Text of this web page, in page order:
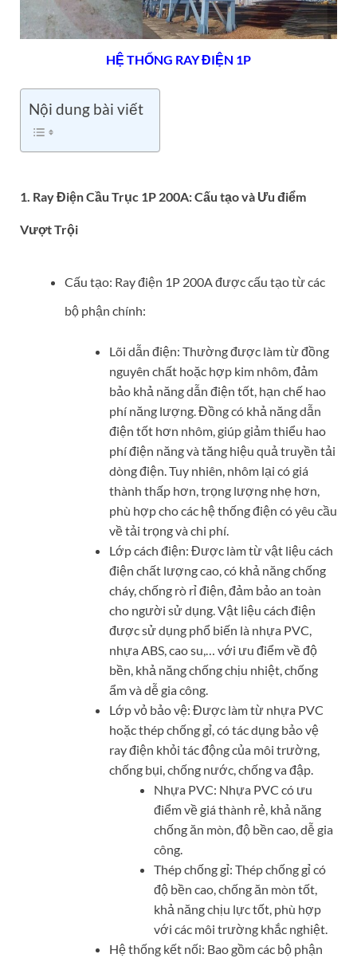
HỆ THỐNG RAY ĐIỆN 1P
Nội dung bài viết
1. Ray Điện Cầu Trục 1P 200A: Cấu tạo và Ưu điểm
Vượt Trội
Cấu tạo: Ray điện 1P 200A được cấu tạo từ các
bộ phận chính:
Lõi dẫn điện: Thường được làm từ đồng
nguyên chất hoặc hợp kim nhôm, đảm
bảo khả năng dẫn điện tốt, hạn chế hao
phí năng lượng. Đồng có khả năng dẫn
điện tốt hơn nhôm, giúp giảm thiểu hao
phí điện năng và tăng hiệu quả truyền tải
dòng điện. Tuy nhiên, nhôm lại có giá
thành thấp hơn, trọng lượng nhẹ hơn,
phù hợp cho các hệ thống điện có yêu cầu
về tải trọng và chi phí.
Lớp cách điện: Được làm từ vật liệu cách
điện chất lượng cao, có khả năng chống
cháy, chống rò rỉ điện, đảm bảo an toàn
cho người sử dụng. Vật liệu cách điện
được sử dụng phổ biến là nhựa PVC,
nhựa ABS, cao su,… với ưu điểm về độ
bền, khả năng chống chịu nhiệt, chống
ẩm và dễ gia công.
Lớp vỏ bảo vệ: Được làm từ nhựa PVC
hoặc thép chống gỉ, có tác dụng bảo vệ
ray điện khỏi tác động của môi trường,
chống bụi, chống nước, chống va đập.
Nhựa PVC: Nhựa PVC có ưu
điểm về giá thành rẻ, khả năng
chống ăn mòn, độ bền cao, dễ gia
công.
Thép chống gỉ: Thép chống gỉ có
độ bền cao, chống ăn mòn tốt,
khả năng chịu lực tốt, phù hợp
với các môi trường khắc nghiệt.
Hệ thống kết nối: Bao gồm các bộ phận